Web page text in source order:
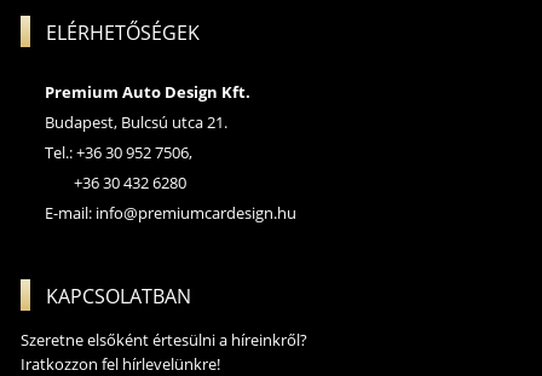
ELÉRHETŐSÉGEK
Premium Auto Design Kft.
Budapest, Bulcsú utca 21.
Tel.: +36 30 952 7506,
+36 30 432 6280
E-mail: info@premiumcardesign.hu
KAPCSOLATBAN
Szeretne elsőként értesülni a híreinkről?
Iratkozzon fel hírlevelünkre!